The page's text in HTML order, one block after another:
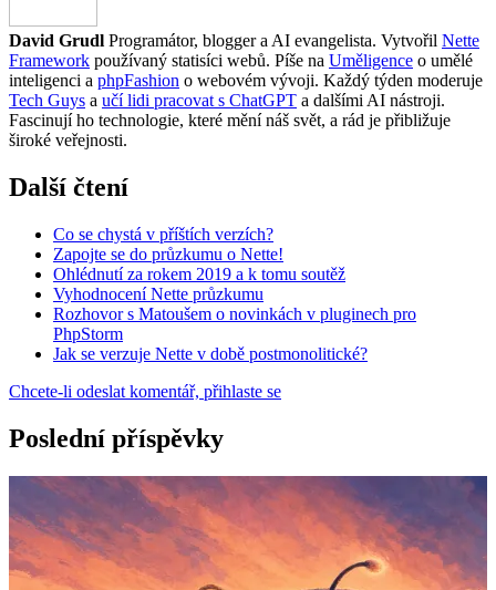
David Grudl Programátor, blogger a AI evangelista. Vytvořil Nette
Framework používaný statisíci webů. Píše na Uměligence o umělé
inteligenci a phpFashion o webovém vývoji. Každý týden moderuje
Tech Guys a učí lidi pracovat s ChatGPT a dalšími AI nástroji.
Fascinují ho technologie, které mění náš svět, a rád je přibližuje
široké veřejnosti.
Další čtení
Co se chystá v příštích verzích?
Zapojte se do průzkumu o Nette!
Ohlédnutí za rokem 2019 a k tomu soutěž
Vyhodnocení Nette průzkumu
Rozhovor s Matoušem o novinkách v pluginech pro
PhpStorm
Jak se verzuje Nette v době postmonolitické?
Chcete-li odeslat komentář, přihlaste se
Poslední příspěvky